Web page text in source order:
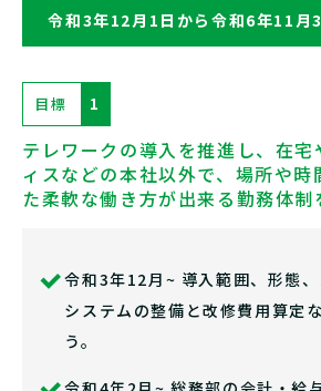
令和3年12月1日から令和6年11月
目標 1
テレワークの導入を推進し、在宅
ィスなどの本社以外で、場所や時
た柔軟な働き方が出来る勤務体制
令和3年12月~ 導入範囲、形態、
システムの整備と改修費用算定
う。